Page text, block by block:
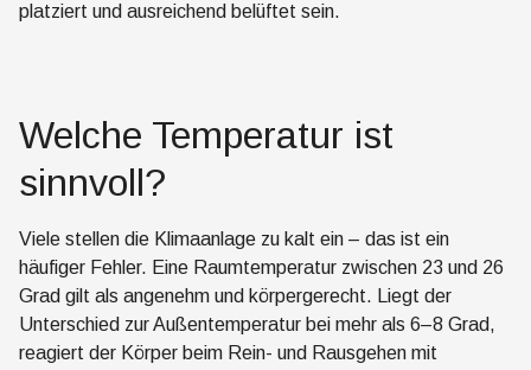
platziert und ausreichend belüftet sein.
Welche Temperatur ist
sinnvoll?
Viele stellen die Klimaanlage zu kalt ein – das ist ein
häufiger Fehler. Eine Raumtemperatur zwischen 23 und 26
Grad gilt als angenehm und körpergerecht. Liegt der
Unterschied zur Außentemperatur bei mehr als 6–8 Grad,
reagiert der Körper beim Rein- und Rausgehen mit